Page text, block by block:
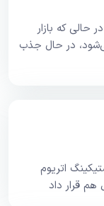
حالی که بازار
در حال جذب
اتریوم
هم قرار داد